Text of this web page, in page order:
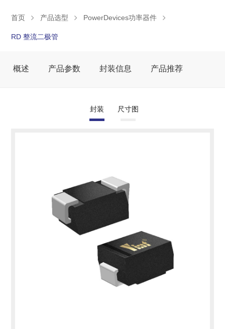
首页 产品选型 PowerDevices功率器件
RD 整流二极管
概述 产品参数 封装信息 产品推荐
封装 尺寸图